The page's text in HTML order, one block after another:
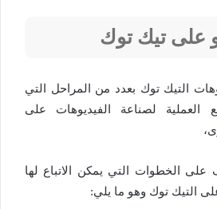
على تيك توك
التيك توك بعدد من المراحل التي
العملية لصناعة الفيديوهات على
على الخطوات التي يمكن الاتباع لها
التيك توك وهو ما يلي: